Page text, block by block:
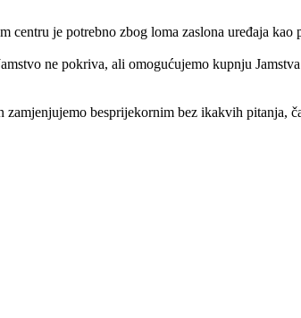
centru je potrebno zbog loma zaslona uređaja kao
ne pokriva, ali omogućujemo kupnju
zamjenjujemo besprijekornim bez ikakvih pitanja,